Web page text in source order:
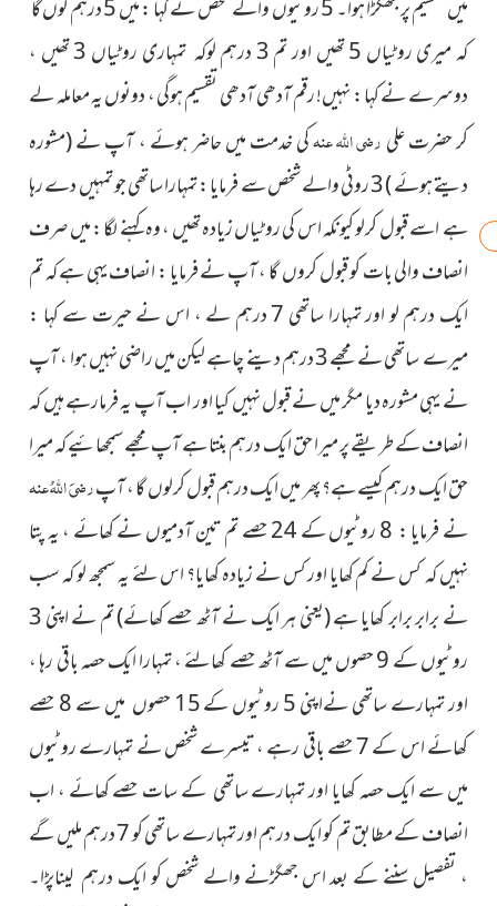
میں تقسیم پر جھگڑا ہوا۔ 5 روٹیوں والے شخص نے کہا : میں 5 درہم لوں گا
کہ میری روٹیاں 5 تھیں اور تم 3 درہم لوکہ تمہاری روٹیاں 3 تھیں ،
دوسرے نے کہا : نہیں! رقم آدھی آدھی تقسیم ہوگی ، دونوں یہ معاملہ لے
کر حضرت علیرضی اللہ عنہکی خدمت میں حاضر ہوئے ، آپ نے(مشورہ
دیتے ہوئے ) 3 روٹی والے شخص سے فرمایا : تمہارا ساتھی جو تمہیں دے رہا
ہے اسے قبول کرلو کیونکہ اس کی روٹیاں زیادہ تھیں ، وہ کہنے لگا : میں صرف
انصاف والی بات کو قبول کروں گا ، آپ نے فرمایا : انصاف یہی ہے کہ تم
ایک درہم لو اور تمہارا ساتھی 7 درہم لے ، اس نے حیرت سے کہا :
میرے ساتھی نے مجھے 3 درہم دینے چاہے لیکن میں راضی نہیں ہوا ، آپ
نے یہی مشورہ دیا مگر میں نے قبول نہیں کیا اور اب آپ یہ فرمارہے ہیں کہ
انصاف کے طریقے پر میرا حق ایک درہم بنتا ہے آپ مجھے سمجھائیے کہ میرا
حق ایک درہم کیسے ہے؟ پھر میں ایک درہم قبول کرلوں گا ، آپرضیَ اللہُ عنہ
نے فرمایا : 8 روٹیوں کے 24 حصے تم تین آدمیوں نے کھائے ، یہ پتا
نہیں کہ کس نے کم کھایا اور کس نے زیادہ کھایا؟ اس لئے یہ سمجھ لو کہ سب
نے برابر برابر کھایا ہے(یعنی ہر ایک نے آٹھ حصے کھائے)
تم نے اپنی 3
روٹیوں کے 9 حصوں میں سے آٹھ حصے کھالئے ، تمہارا ایک حصہ باقی رہا ،
اور تمہارے ساتھی نےاپنی 5 روٹیوں کے 15 حصوں میں سے 8 حصے
کھائے اس کے 7 حصے باقی رہے ، تیسرے شخص نے تمہارے روٹیوں
میں سے ایک حصہ کھایا اور تمہارے ساتھی کے سات حصے کھائے ، اب
انصاف کے مطابق تم کو ایک درہم اور تمہارے ساتھی کو 7 درہم ملیں گے
، تفصیل سننے کے بعد اس جھگڑنے والے شخص کو ایک درہم لیناپڑا۔